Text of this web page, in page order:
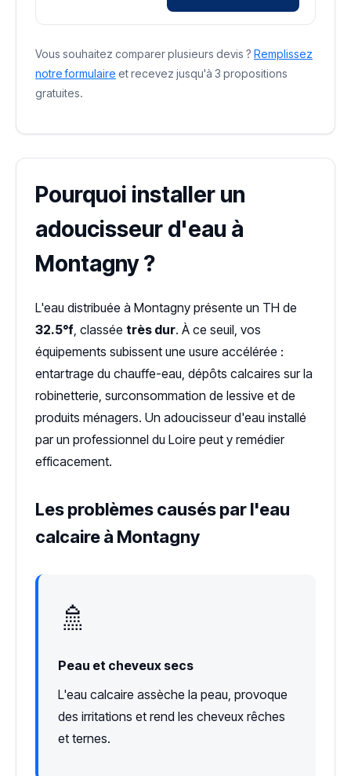
Vous souhaitez comparer plusieurs devis ? Remplissez
notre formulaire et recevez jusqu'à 3 propositions
gratuites.
Pourquoi installer un
adoucisseur d'eau à
Montagny ?
L'eau distribuée à Montagny présente un TH de
32.5°f, classée très dur. À ce seuil, vos
équipements subissent une usure accélérée :
entartrage du chauffe-eau, dépôts calcaires sur la
robinetterie, surconsommation de lessive et de
produits ménagers. Un adoucisseur d'eau installé
par un professionnel du Loire peut y remédier
efficacement.
Les problèmes causés par l'eau
calcaire à Montagny
🚿
Peau et cheveux secs
L'eau calcaire assèche la peau, provoque
des irritations et rend les cheveux rêches
et ternes.